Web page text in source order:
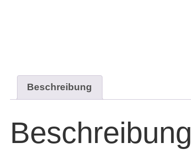
Beschreibung
Beschreibung